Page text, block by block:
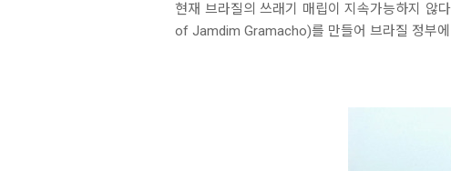
현재 브라질의 쓰래기 매립이 지속가능하지 않
of Jamdim Gramacho)를 만들어 브라질 정부